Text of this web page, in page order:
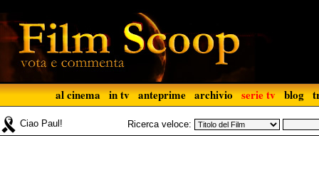
al cinema in tv anteprime archivio serie tv blog
Ciao Paul! Ricerca veloce: